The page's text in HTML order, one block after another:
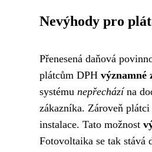
Nevýhody pro
Přenesená daňová
plátcům DPH významné
systému nepřecházína
zákazníka. Zároveň
instalace. Tato možnost
Fotovoltaika se tak stává